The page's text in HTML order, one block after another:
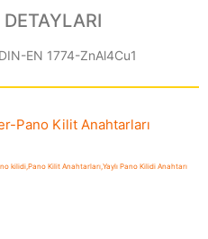
EN 1774-ZnAl4Cu1
-Pano Kilit Anahtarları
kilidi,Pano Kilit Anahtarları,Yaylı Pano Kilidi Anahtarı